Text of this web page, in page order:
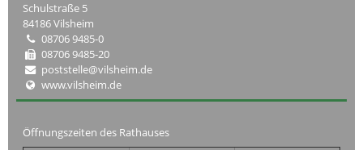
Schulstraße 5
84186 Vilsheim
08706 9485-0
08706 9485-20
poststelle@vilsheim.de
www.vilsheim.de
Öffnungszeiten des Rathauses